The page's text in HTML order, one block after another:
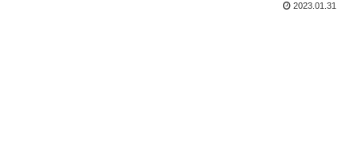
2023.01.31